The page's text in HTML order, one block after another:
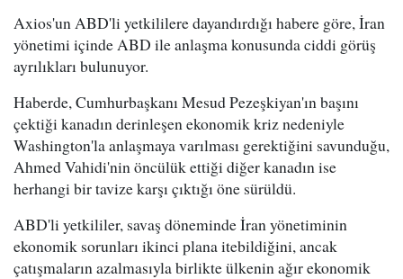
Axios'un ABD'li yetkililere dayandırdığı habere göre, İran
yönetimi içinde ABD ile anlaşma konusunda ciddi görüş
ayrılıkları bulunuyor.
Haberde, Cumhurbaşkanı Mesud Pezeşkiyan'ın başını
çektiği kanadın derinleşen ekonomik kriz nedeniyle
Washington'la anlaşmaya varılması gerektiğini savunduğu,
Ahmed Vahidi'nin öncülük ettiği diğer kanadın ise
herhangi bir tavize karşı çıktığı öne sürüldü.
ABD'li yetkililer, savaş döneminde İran yönetiminin
ekonomik sorunları ikinci plana itebildiğini, ancak
çatışmaların azalmasıyla birlikte ülkenin ağır ekonomik